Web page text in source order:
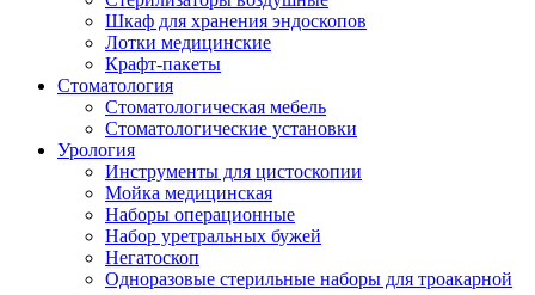
Шкаф для хранения эндоскопов
Лотки медицинские
Крафт-пакеты
Стоматология
Стоматологическая мебель
Стоматологические установки
Урология
Инструменты для цистоскопии
Мойка медицинская
Наборы операционные
Набор уретральных бужей
Негатоскоп
Одноразовые стерильные наборы для троакарной